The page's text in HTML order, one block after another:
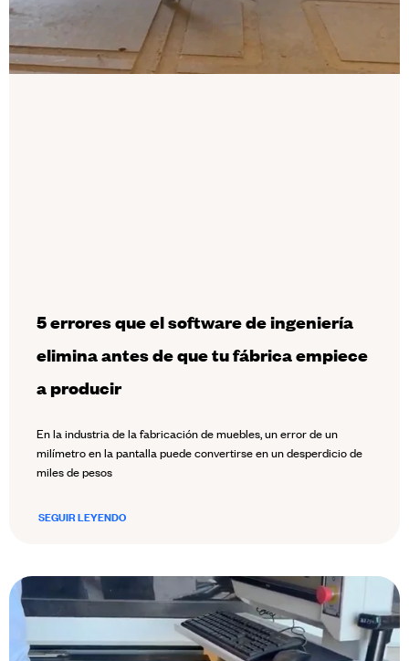
5 errores que el software de ingeniería
elimina antes de que tu fábrica empiece
a producir
En la industria de la fabricación de muebles, un error de un
milímetro en la pantalla puede convertirse en un desperdicio de
miles de pesos
SEGUIR LEYENDO